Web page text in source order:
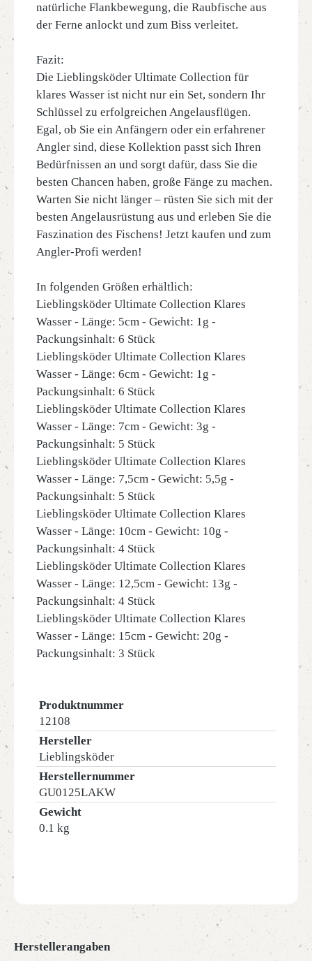
natürliche Flankbewegung, die Raubfische aus
der Ferne anlockt und zum Biss verleitet.
Fazit:
Die Lieblingsköder Ultimate Collection für
klares Wasser ist nicht nur ein Set, sondern Ihr
Schlüssel zu erfolgreichen Angelausflügen.
Egal, ob Sie ein Anfängern oder ein erfahrener
Angler sind, diese Kollektion passt sich Ihren
Bedürfnissen an und sorgt dafür, dass Sie die
besten Chancen haben, große Fänge zu machen.
Warten Sie nicht länger – rüsten Sie sich mit der
besten Angelausrüstung aus und erleben Sie die
Faszination des Fischens! Jetzt kaufen und zum
Angler-Profi werden!
In folgenden Größen erhältlich:
Lieblingsköder Ultimate Collection Klares
Wasser - Länge: 5cm - Gewicht: 1g -
Packungsinhalt: 6 Stück
Lieblingsköder Ultimate Collection Klares
Wasser - Länge: 6cm - Gewicht: 1g -
Packungsinhalt: 6 Stück
Lieblingsköder Ultimate Collection Klares
Wasser - Länge: 7cm - Gewicht: 3g -
Packungsinhalt: 5 Stück
Lieblingsköder Ultimate Collection Klares
Wasser - Länge: 7,5cm - Gewicht: 5,5g -
Packungsinhalt: 5 Stück
Lieblingsköder Ultimate Collection Klares
Wasser - Länge: 10cm - Gewicht: 10g -
Packungsinhalt: 4 Stück
Lieblingsköder Ultimate Collection Klares
Wasser - Länge: 12,5cm - Gewicht: 13g -
Packungsinhalt: 4 Stück
Lieblingsköder Ultimate Collection Klares
Wasser - Länge: 15cm - Gewicht: 20g -
Packungsinhalt: 3 Stück
Produktnummer
12108
Hersteller
Lieblingsköder
Herstellernummer
GU0125LAKW
Gewicht
0.1 kg
Herstellerangaben